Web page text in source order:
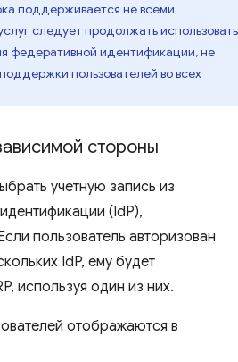
поддерживается не всеми
следует продолжать использовать
федеративной идентификации, не
пользователей во всех
стороны
учетную запись из
(IdP),
пользователь авторизован
IdP, ему будет
используя один из них.
отображаются в